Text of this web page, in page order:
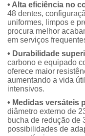
• Alta eficiência no
48 dentes,
uniformes, limpos e
procura melhor
em serviços
• Durabilidade
carbono e equipado
oferece maior
aumentando a vida
intensivos.
• Medidas versáteis
diâmetro externo de
bucha de redução de
possibilidades de